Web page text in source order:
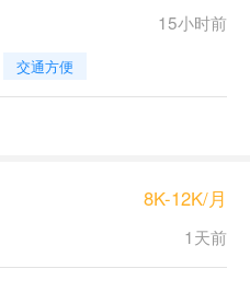
15小时前
交通方便
8K-12K/月
1天前